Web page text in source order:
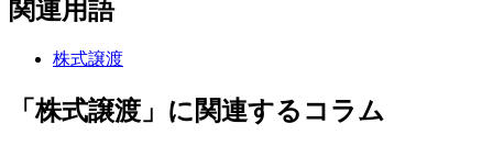
関連用語
株式譲渡
「株式譲渡」に関連するコラム